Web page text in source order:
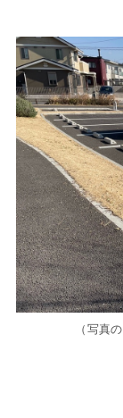
（写真